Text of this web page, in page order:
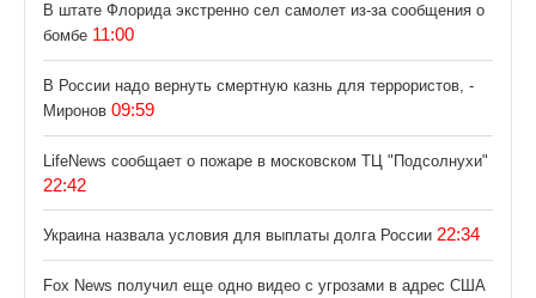
В штате Флорида экстренно сел самолет из-за сообщения о
бомбе 11:00
В России надо вернуть смертную казнь для террористов, -
Миронов 09:59
LifeNews сообщает о пожаре в московском ТЦ "Подсолнухи"
22:42
Украина назвала условия для выплаты долга России 22:34
Fox News получил еще одно видео с угрозами в адрес США